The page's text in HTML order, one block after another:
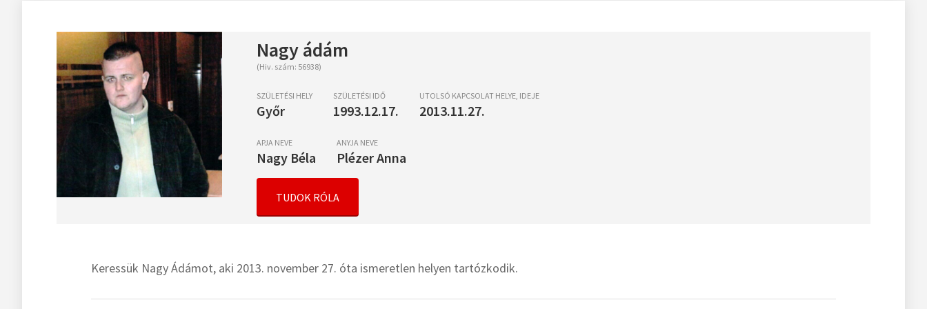
Nagy ádám
(Hiv. szám: 56938)
SZÜLETÉSI HELY
Győr
SZÜLETÉSI IDŐ
1993.12.17.
UTOLSÓ KAPCSOLAT HELYE, IDEJE
2013.11.27.
APJA NEVE
Nagy Béla
ANYJA NEVE
Plézer Anna
TUDOK RÓLA
Keressük Nagy Ádámot, aki 2013. november 27. óta ismeretlen helyen tartózkodik.